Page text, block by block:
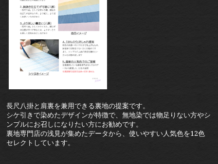
長尺八掛と肩裏を兼用できる裏地の提案です。
シケ引きで染めたデザインが特徴で、無地染では物足りない方やシ
ンプルにお召しになりたい方にお勧めです。
裏地専門店の浅見が集めたデータから、使いやすい人気色を12色
セレクトしています。